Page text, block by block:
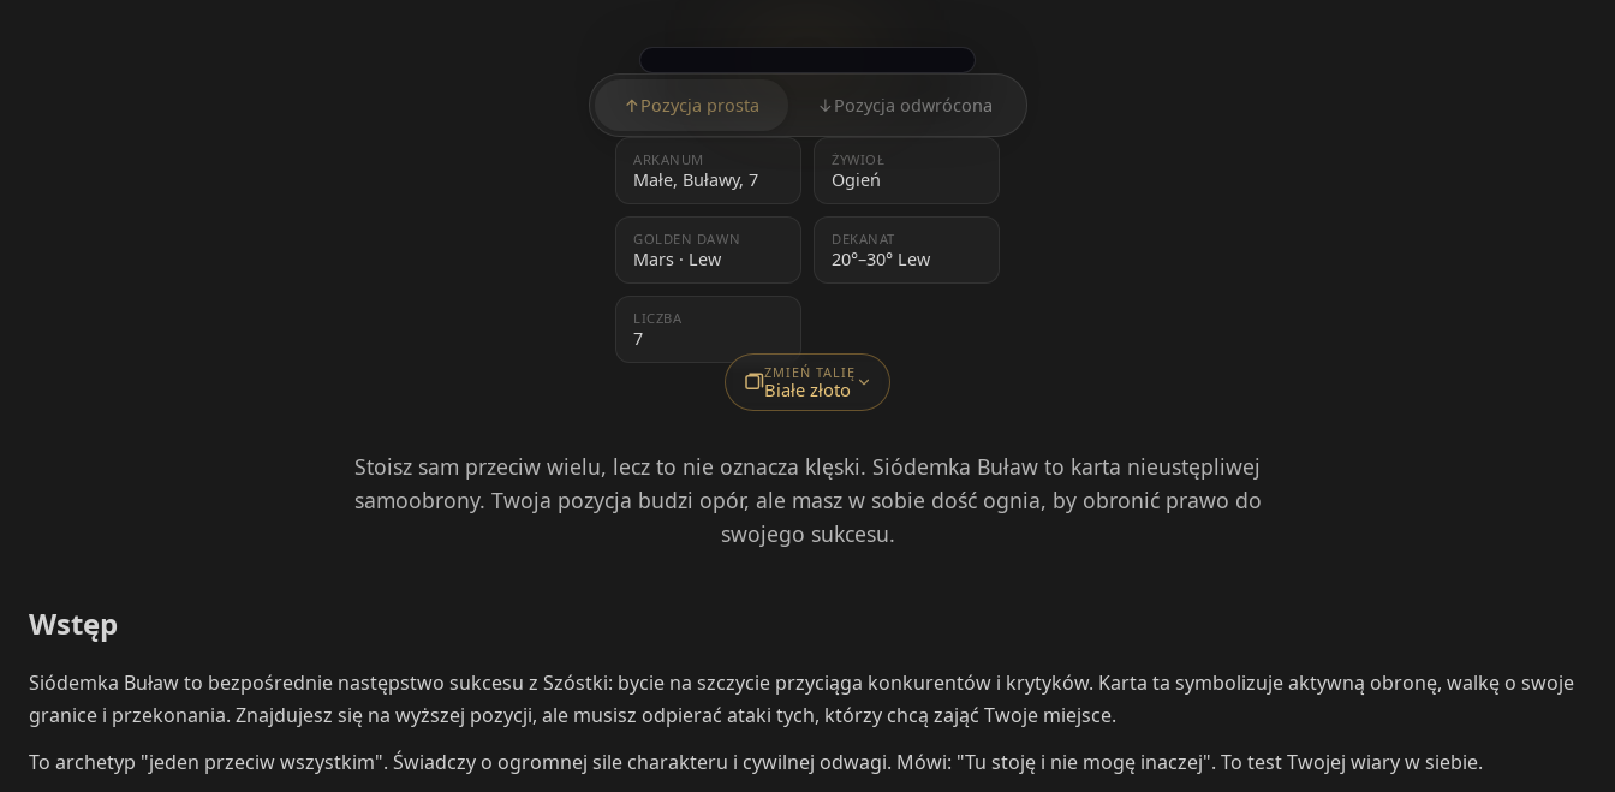
↑ Pozycja prosta ↓ Pozycja odwrócona
ARKANUM
Małe, Buławy, 7
ŻYWIOŁ
Ogień
GOLDEN DAWN
Mars · Lew
DEKANAT
20°–30° Lew
LICZBA
7
ZMIEŃ TALIĘ
Białe złoto
Stoisz sam przeciw wielu, lecz to nie oznacza klęski. Siódemka Buław to karta nieustępliwej
samoobrony. Twoja pozycja budzi opór, ale masz w sobie dość ognia, by obronić prawo do
swojego sukcesu.
Wstęp
Siódemka Buław to bezpośrednie następstwo sukcesu z Szóstki: bycie na szczycie przyciąga konkurentów i krytyków. Karta ta symbolizuje aktywną obronę, walkę o swoje
granice i przekonania. Znajdujesz się na wyższej pozycji, ale musisz odpierać ataki tych, którzy chcą zająć Twoje miejsce.
To archetyp "jeden przeciw wszystkim". Świadczy o ogromnej sile charakteru i cywilnej odwagi. Mówi: "Tu stoję i nie mogę inaczej". To test Twojej wiary w siebie.